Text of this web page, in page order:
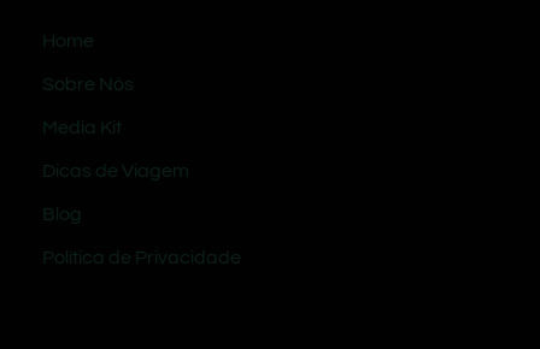
Home
Sobre Nós
Media Kit
Dicas de Viagem
Blog
Política de Privacidade